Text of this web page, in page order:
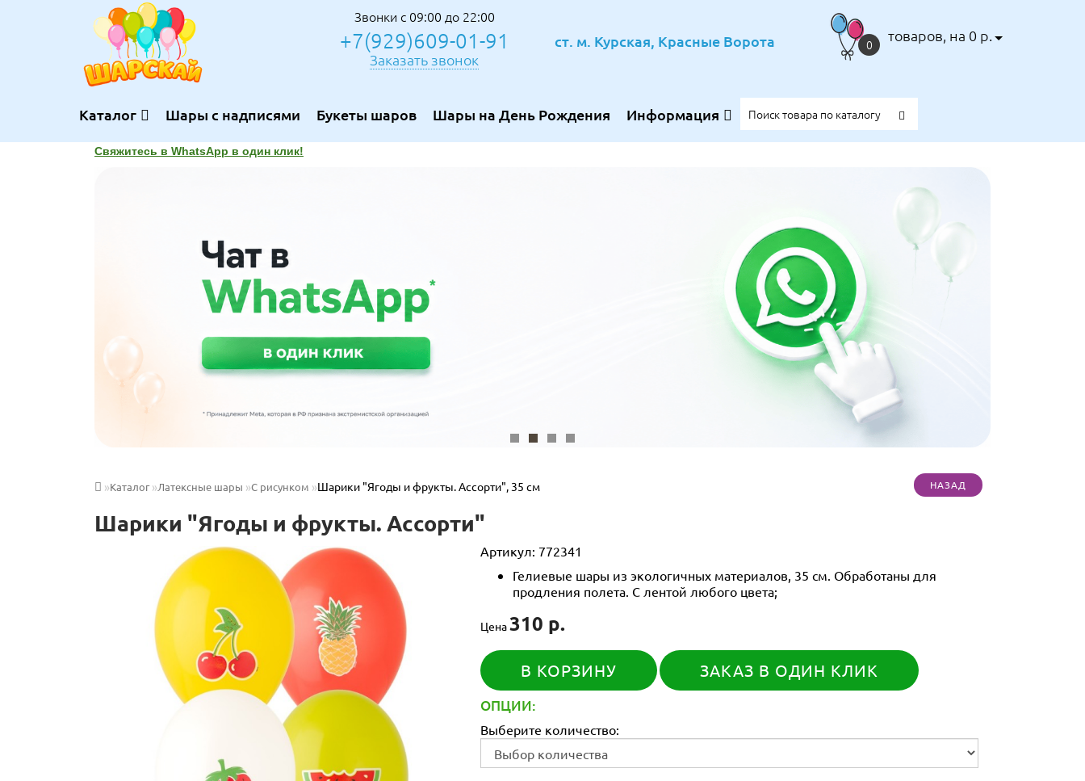
Звонки с 09:00 до 22:00
+7(929)609-01-91
Заказать звонок
ст. м. Курская, Красные Ворота 0 товаров, на 0 р.
Каталог Шары с надписями Букеты шаров Шары на День Рождения Информация
Свяжитесь в WhatsApp в один клик!
Каталог Латексные шары С рисунком Шарики "Ягоды и фрукты. Ассорти", 35 см
Шарики "Ягоды и фрукты. Ассорти"
Артикул: 772341
Гелиевые шары из экологичных материалов, 35 см. Обработаны для
продления полета. С лентой любого цвета;
Цена310 р.
В КОРЗИНУ ЗАКАЗ В ОДИН КЛИК
ОПЦИИ:
Выберите количество: